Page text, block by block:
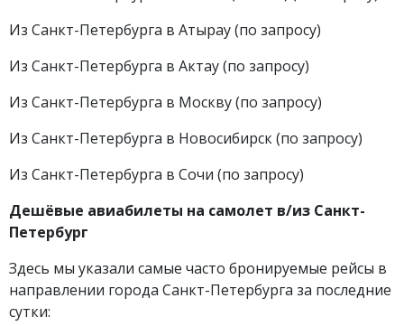
Из Санкт-Петербурга в Атырау (по запросу)
Из Санкт-Петербурга в Актау (по запросу)
Из Санкт-Петербурга в Москву (по запросу)
Из Санкт-Петербурга в Новосибирск (по запросу)
Из Санкт-Петербурга в Сочи (по запросу)
Дешёвые авиабилеты на самолет в/из Санкт-
Петербург
Здесь мы указали самые часто бронируемые рейсы в
направлении города Санкт-Петербурга за последние
сутки: